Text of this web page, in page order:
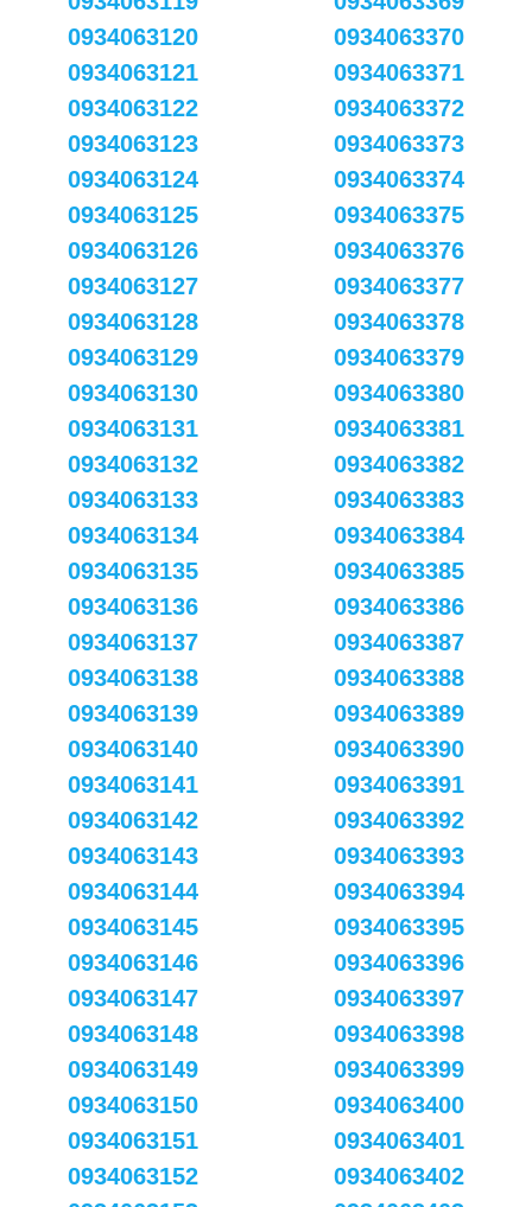
0934063120
0934063121
0934063122
0934063123
0934063124
0934063125
0934063126
0934063127
0934063128
0934063129
0934063130
0934063131
0934063132
0934063133
0934063134
0934063135
0934063136
0934063137
0934063138
0934063139
0934063140
0934063141
0934063142
0934063143
0934063144
0934063145
0934063146
0934063147
0934063148
0934063149
0934063150
0934063151
0934063152
0934063370
0934063371
0934063372
0934063373
0934063374
0934063375
0934063376
0934063377
0934063378
0934063379
0934063380
0934063381
0934063382
0934063383
0934063384
0934063385
0934063386
0934063387
0934063388
0934063389
0934063390
0934063391
0934063392
0934063393
0934063394
0934063395
0934063396
0934063397
0934063398
0934063399
0934063400
0934063401
0934063402